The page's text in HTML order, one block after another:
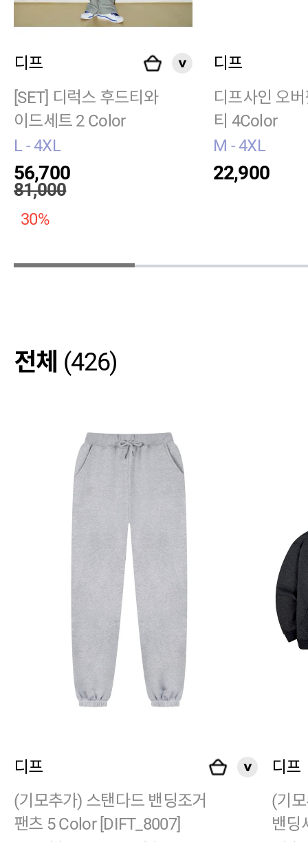
디프
[SET] 디럭스 후드티와
이드세트 2 Color
L - 4XL
56,700
81,000
30%
디프
디프사인 오
티 4Color
M - 4XL
22,900
전체 (426)
디프
(기모추가) 스탠다드 밴딩조거
팬츠 5 Color [DIFT_8007]
디프
(기
밴딩